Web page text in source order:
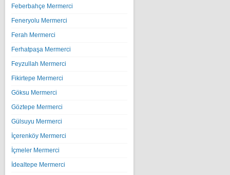
Feberbahçe Mermerci
Feneryolu Mermerci
Ferah Mermerci
Ferhatpaşa Mermerci
Feyzullah Mermerci
Fikirtepe Mermerci
Göksu Mermerci
Göztepe Mermerci
Gülsuyu Mermerci
İçerenköy Mermerci
İçmeler Mermerci
İdealtepe Mermerci